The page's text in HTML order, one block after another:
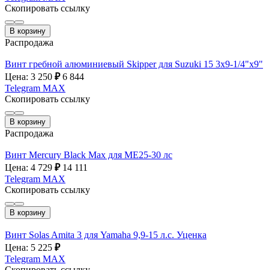
Скопировать ссылку
В корзину
Распродажа
Винт гребной алюминиевый Skipper для Suzuki 15 3x9-1/4"х9"
Цена: 3 250 ₽ 6 844
Telegram MAX
Скопировать ссылку
В корзину
Распродажа
Винт Mercury Black Max для МE25-30 лс
Цена: 4 729 ₽ 14 111
Telegram MAX
Скопировать ссылку
В корзину
Винт Solas Amita 3 для Yamaha 9,9-15 л.с. Уценка
Цена: 5 225 ₽
Telegram MAX